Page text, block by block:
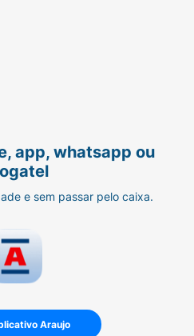
app, whatsapp ou
e sem passar pelo caixa.
Araujo